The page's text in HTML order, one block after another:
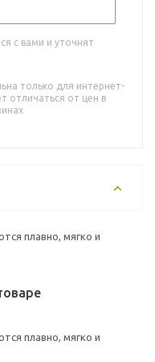
с вами и уточнят
только для интернет-
отличаться от цен в
плавно, мягко и
плавно, мягко и